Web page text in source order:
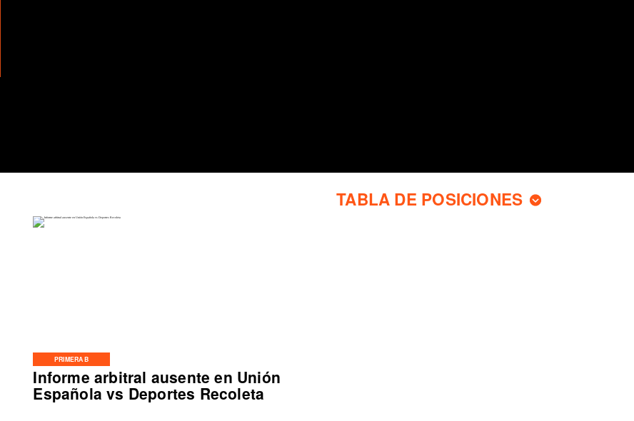
PRIMERA B
Informe arbitral ausente en Unión
Española vs Deportes Recoleta
TABLA DE POSICIONES